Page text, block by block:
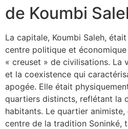
de Koumbi
La capitale, Koumbi Saleh,
centre politique et
« creuset » de civilisations. La
et la coexistence qui
apogée. Elle était
quartiers distincts, reflétant la
habitants. Le quartier
centre de la tradition Soninké,